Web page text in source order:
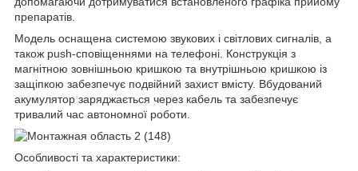
препаратів.
Модель оснащена системою звукових і світлових сигналів, а
також push-сповіщеннями на телефоні. Конструкція з
магнітною зовнішньою кришкою та внутрішньою кришкою із
защіпкою забезпечує подвійний захист вмісту. Вбудований
акумулятор заряджається через кабель та забезпечує
тривалий час автономної роботи.
Особливості та характеристики: